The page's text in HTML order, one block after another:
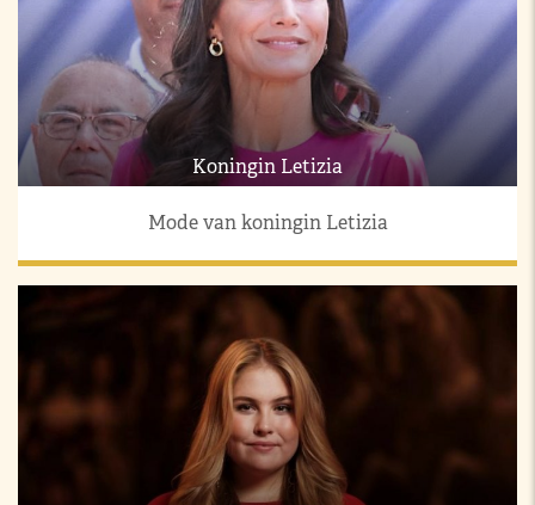
Koningin Letizia
Mode van koningin Letizia